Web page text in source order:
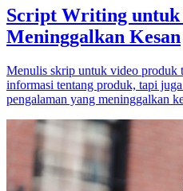
Script Writing untuk
Meninggalkan Kesan
Menulis skrip untuk video produk
informasi tentang produk, tapi
pengalaman yang meninggalkan